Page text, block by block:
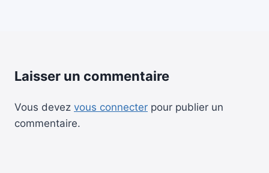
Laisser un commentaire
Vous devez vous connecter pour publier un
commentaire.